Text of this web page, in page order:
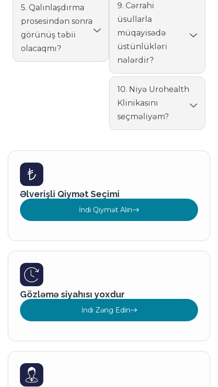
5. Qalınlaşdırma
prosesindən sonra
görünüş təbii
olacaqmı?
9. Cərrahi
üsullarla
müqayisədə
üstünlükləri
nələrdir?
10. Niyə Urohealth
Klinikasını
seçməliyəm?
Əlverişli Qiymət Seçimi
İndi Qiymət Alın
Gözləmə siyahısı yoxdur
İndi Zəng Edin